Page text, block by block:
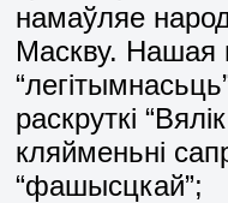
намаўляе
Маскву. Нашая
раскруткі
кляйменьні
“фашысцкай”;